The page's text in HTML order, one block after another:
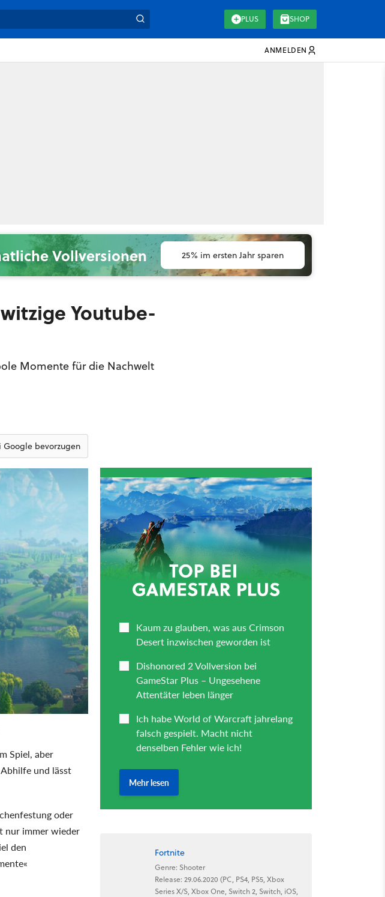
PLUS SHOP
ANMELDEN
Vollversionen 25% im ersten Jahr sparen
Youtube-
Momente für die Nachwelt
bevorzugen
Spiel, aber
und lässt
oder
nur immer wieder
den
Fortnite
Genre: Shooter
Release: 29.06.2020 (PC, PS4, PS5, Xbox
Series X/S, Xbox One, Switch 2, Switch, iOS,